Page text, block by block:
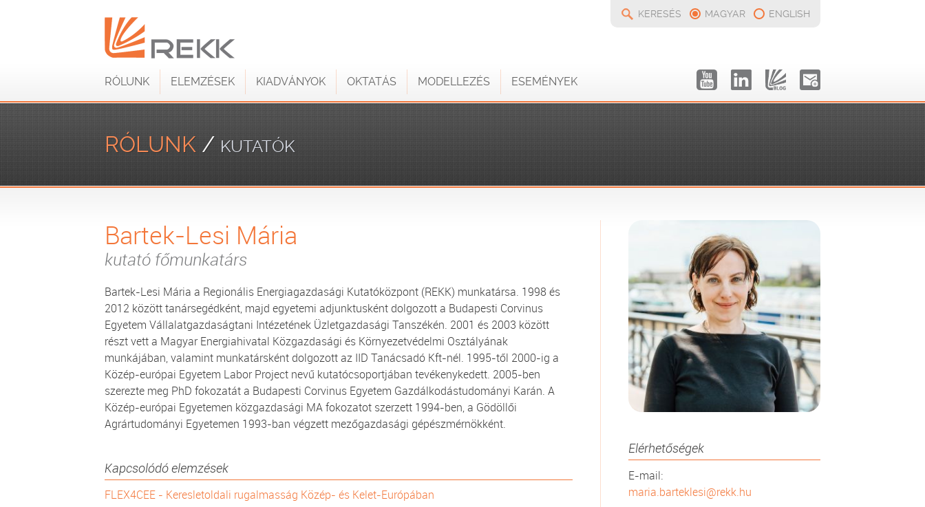
KERESÉS MAGYAR ENGLISH
RÓLUNK ELEMZÉSEK KIADVÁNYOK OKTATÁS MODELLEZÉS ESEMÉNYEK
RÓLUNK / KUTATÓK
Bartek-Lesi Mária
kutató főmunkatárs
Bartek-Lesi Mária a Regionális Energiagazdasági Kutatóközpont (REKK) munkatársa. 1998 és
2012 között tanársegédként, majd egyetemi adjunktusként dolgozott a Budapesti Corvinus
Egyetem Vállalatgazdaságtani Intézetének Üzletgazdasági Tanszékén. 2001 és 2003 között
részt vett a Magyar Energiahivatal Közgazdasági és Környezetvédelmi Osztályának
munkájában, valamint munkatársként dolgozott az IID Tanácsadó Kft-nél. 1995-től 2000-ig a
Közép-európai Egyetem Labor Project nevű kutatócsoportjában tevékenykedett. 2005-ben
szerezte meg PhD fokozatát a Budapesti Corvinus Egyetem Gazdálkodástudományi Karán. A
Közép-európai Egyetemen közgazdasági MA fokozatot szerzett 1994-ben, a Gödöllői
Agrártudományi Egyetemen 1993-ban végzett mezőgazdasági gépészmérnökként.
Kapcsolódó elemzések
FLEX4CEE - Keresletoldali rugalmasság Közép- és Kelet-Európában
Elérhetőségek
E-mail:
maria.barteklesi@rekk.hu